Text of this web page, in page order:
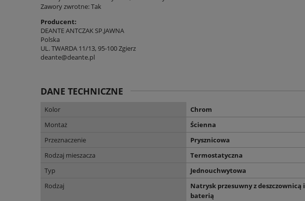
Zawory zwrotne: Tak
Producent:
DEANTE ANTCZAK SP.JAWNA
Polska
UL. TWARDA 11/13, 95-100 Zgierz
deante@deante.pl
DANE TECHNICZNE
Kolor
Chrom
Montaż
Ścienna
Przeznaczenie
Prysznicowa
Rodzaj mieszacza
Termostatyczna
Typ
Jednouchwytowa
Rodzaj
Natrysk przesuwny z deszczownicą i
baterią